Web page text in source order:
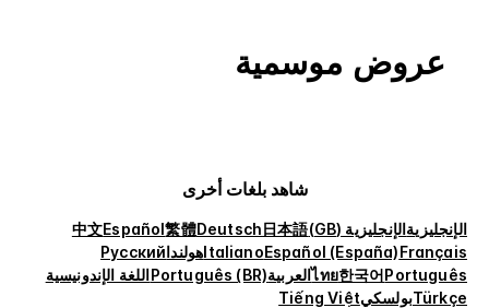
عروض موسمية
شاهد بلغات أخرى
الإنجليزيةالإنجليزية (GB) 日本語
Deutsch
繁體
Español
中文
Français
Español (España)
ItalianoهولنداРусский
Português
한국어
ไทยالعربيةPortuguês (BR)اللغة الإندونيسية
TürkçeبولسكيTiếng Việt